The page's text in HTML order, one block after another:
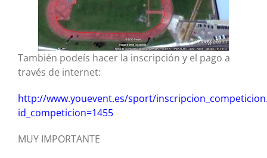
También podeís hacer la inscripción y el pago a
través de internet:
http://www.youevent.es/sport/
id_competicion=1455
MUY IMPORTANTE